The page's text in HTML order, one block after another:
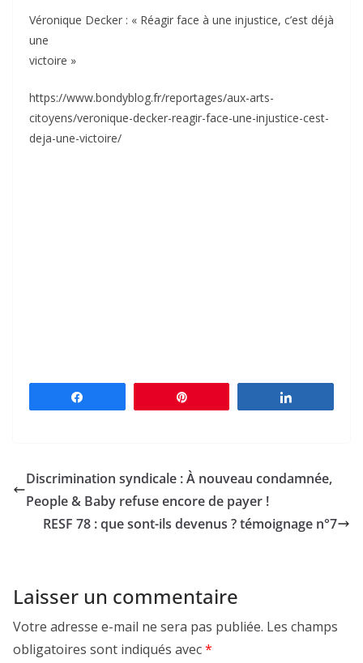
Véronique Decker : « Réagir face à une injustice, c’est déjà
une
victoire »
https://www.bondyblog.fr/reportages/aux-arts-
citoyens/veronique-decker-reagir-face-une-injustice-cest-
deja-une-victoire/
Discrimination syndicale : À nouveau condamnée,
People & Baby refuse encore de payer !
RESF 78 : que sont-ils devenus ? témoignage n°7
Laisser un commentaire
Votre adresse e-mail ne sera pas publiée. Les champs
obligatoires sont indiqués avec*